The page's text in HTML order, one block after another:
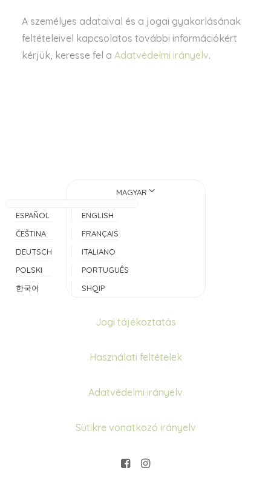
A személyes adataival és a jogai gyakorlásának
feltételeivel kapcsolatos további információkért
kérjük, keresse fel a Adatvédelmi irányelv.
MAGYAR
ESPAÑOL
ENGLISH
ČEŠTINA
FRANÇAIS
DEUTSCH
ITALIANO
POLSKI
PORTUGUÊS
한국어
SHQIP
Jogi tájékoztatás
Használati feltételek
Adatvédelmi irányelv
Sütikre vonatkozó irányelv